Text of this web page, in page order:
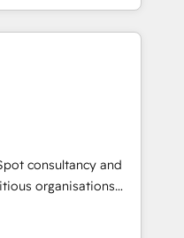
and those with
Integration and
with your customers
of Rookie of the Year
5 rating in HubSpot
Digifianz
& 3PL, home
and
health, education,
make the
and Latin
consultancy and
organisations
intelligence.
Ireland, and